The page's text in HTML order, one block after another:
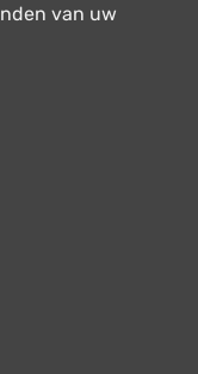
van uw